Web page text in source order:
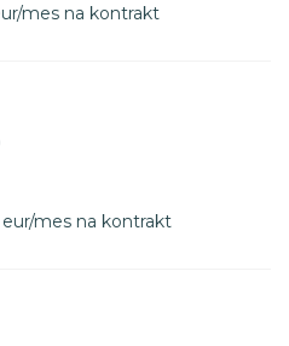
mes na kontrakt
mes na kontrakt